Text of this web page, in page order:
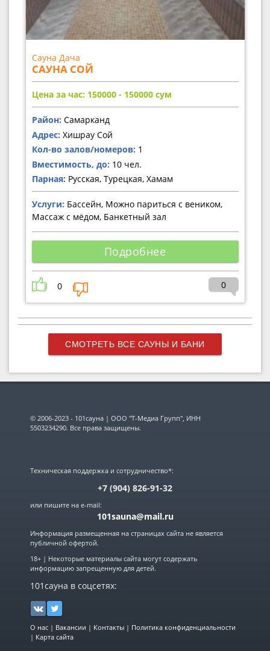
Сауна Дача
САУНА СОЙ
Цена за час: 150000 - 150000 сум
Район: Самарканд
Адрес: Хишрау Сой
Кол-во залов/номеров: 1
Вместимость, до: 10 чел.
Парная: Русская, Турецкая, Хамам
Услуги: Бассейн, Можно париться с веником,
Массаж с мёдом, Банкетный зал
Подробнее
0 0
СМОТРЕТЬ ВСЕ САУНЫ И БАНИ
© 2006-2023 - 101сауна | ООО "Т-Медиа Групп", ИНН
5503234290. Все права защищены.
Техническая поддержка и сотрудничество*:
+7 (904) 826-91-32
или пишите на e-mail:
101sauna@mail.ru
Информация размещенная на страницах сайта не является
публичной офертой.
18+ | Некоторые материалы сайта могут содержать
информацию запрещенную для детей.
101сауна в соцсетях:
О нас | Вакансии | Контакты | Политика конфиденциальности
| Карта сайта